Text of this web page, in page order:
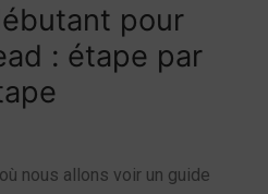
pour
: étape par
nous allons voir un guide